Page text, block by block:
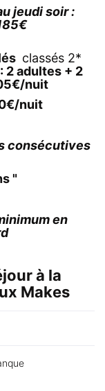
jeudi soir :
classés 2*
2 adultes + 2
nuit
nuit
consécutives
"
en
à la
Makes